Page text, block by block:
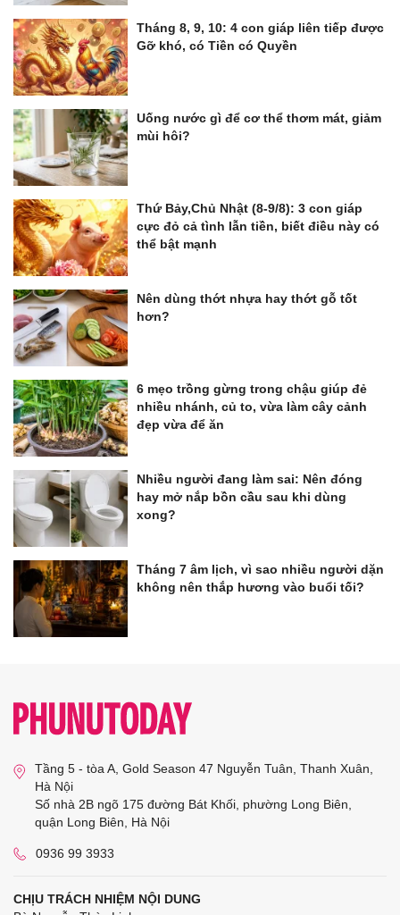
Tháng 8, 9, 10: 4 con giáp liên tiếp được
Gỡ khó, có Tiền có Quyền
Uống nước gì để cơ thể thơm mát, giảm
mùi hôi?
Thứ Bảy,Chủ Nhật (8-9/8): 3 con giáp
cực đỏ cả tình lẫn tiền, biết điều này có
thể bật mạnh
Nên dùng thớt nhựa hay thớt gỗ tốt
hơn?
6 mẹo trồng gừng trong chậu giúp đẻ
nhiều nhánh, củ to, vừa làm cây cảnh
đẹp vừa để ăn
Nhiều người đang làm sai: Nên đóng
hay mở nắp bồn cầu sau khi dùng
xong?
Tháng 7 âm lịch, vì sao nhiều người dặn
không nên thắp hương vào buổi tối?
Tầng 5 - tòa A, Gold Season 47 Nguyễn Tuân, Thanh Xuân,
Hà Nội
Số nhà 2B ngõ 175 đường Bát Khối, phường Long Biên,
quận Long Biên, Hà Nội
0936 99 3933
CHỊU TRÁCH NHIỆM NỘI DUNG